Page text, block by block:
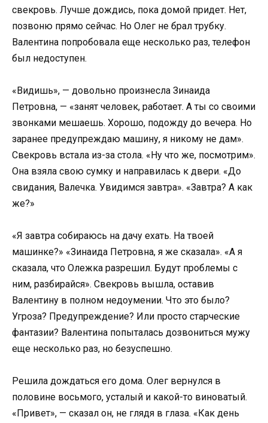
свекровь. Лучше дождись, пока домой придет. Нет,
позвоню прямо сейчас. Но Олег не брал трубку.
Валентина попробовала еще несколько раз, телефон
был недоступен.
«Видишь», — довольно произнесла Зинаида
Петровна, — «занят человек, работает. А ты со своими
звонками мешаешь. Хорошо, подожду до вечера. Но
заранее предупреждаю машину, я никому не дам».
Свекровь встала из-за стола. «Ну что же, посмотрим».
Она взяла свою сумку и направилась к двери. «До
свидания, Валечка. Увидимся завтра». «Завтра? А как
же?»
«Я завтра собираюсь на дачу ехать. На твоей
машинке?» «Зинаида Петровна, я же сказала». «А я
сказала, что Олежка разрешил. Будут проблемы с
ним, разбирайся». Свекровь вышла, оставив
Валентину в полном недоумении. Что это было?
Угроза? Предупреждение? Или просто старческие
фантазии? Валентина попыталась дозвониться мужу
еще несколько раз, но безуспешно.
Решила дождаться его дома. Олег вернулся в
половине восьмого, усталый и какой-то виноватый.
«Привет», — сказал он, не глядя в глаза. «Как день